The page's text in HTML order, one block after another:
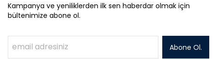
Kampanya ve yeniliklerden ilk sen haberdar olmak için
bültenimize abone ol.
Abone Ol.